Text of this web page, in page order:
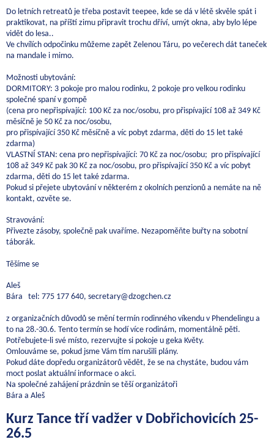
Do letních retreatů je třeba postavit teepee, kde se dá v létě skvěle spát i
praktikovat, na příští zimu připravit trochu dříví, umýt okna, aby bylo lépe
vidět do lesa..
Ve chvílích odpočinku můžeme zapět Zelenou Táru, po večerech dát taneček
na mandale i mimo.
Možnosti ubytování:
DORMITORY: 3 pokoje pro malou rodinku, 2 pokoje pro velkou rodinku
společné spaní v gompě
(cena pro nepřispívající: 100 Kč za noc/osobu, pro přispívající 108 až 349 Kč
měsíčně je 50 Kč za noc/osobu,
pro přispívající 350 Kč měsíčně a víc pobyt zdarma, děti do 15 let také
zdarma)
VLASTNÍ STAN: cena pro nepřispívající: 70 Kč za noc/osobu; pro přispívající
108 až 349 Kč pak 30 Kč za noc/osobu, pro přispívající 350 Kč a víc pobyt
zdarma, děti do 15 let také zdarma.
Pokud si přejete ubytování v některém z okolních penzionů a nemáte na ně
kontakt, ozvěte se.
Stravování:
Přivezte zásoby, společně pak uvaříme. Nezapoměňte buřty na sobotní
táborák.
Těšíme se
Aleš
Bára tel: 775 177 640, secretary@dzogchen.cz
z organizačních důvodů se mění termín rodinného víkendu v Phendelingu a
to na 28.-30.6. Tento termín se hodí více rodinám, momentálně pěti.
Potřebujete-li své místo, rezervujte si pokoje u geka Květy.
Omlouváme se, pokud jsme Vám tím narušili plány.
Pokud dáte dopředu organizátorů vědět, že se na chystáte, budou vám
moct poslat aktuální informace o akci.
Na společné zahájení prázdnin se těší organizátoři
Bára a Aleš
Kurz Tance tří vadžer v Dobřichovicích 25-
26.5